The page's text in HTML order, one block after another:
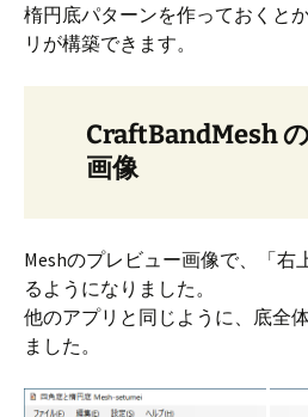
楕円底パターンを作っておくと
リが構築できます。
CraftBandMesh
画像
Meshのプレビュー画像で、「右
るようになりました。
他のアプリと同じように、底全
ました。